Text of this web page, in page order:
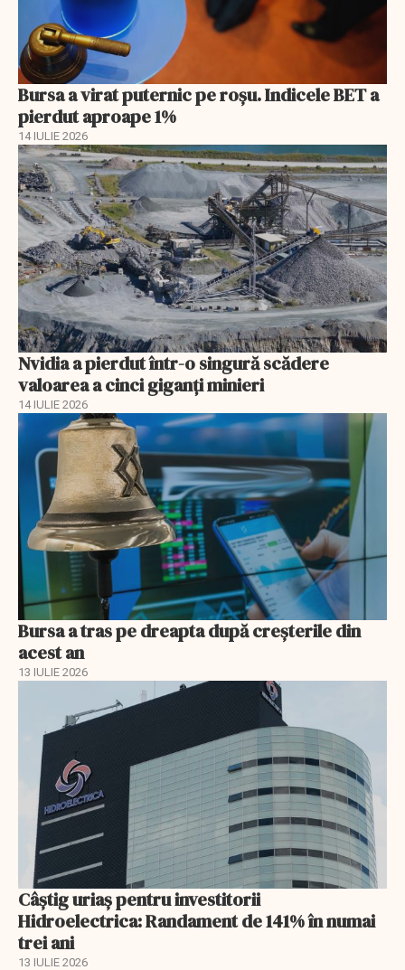
Bursa a virat puternic pe roșu. Indicele BET a
pierdut aproape 1%
14 IULIE 2026
Nvidia a pierdut într-o singură scădere
valoarea a cinci giganți minieri
14 IULIE 2026
Bursa a tras pe dreapta după creșterile din
acest an
13 IULIE 2026
Câștig uriaș pentru investitorii
Hidroelectrica: Randament de 141% în numai
trei ani
13 IULIE 2026